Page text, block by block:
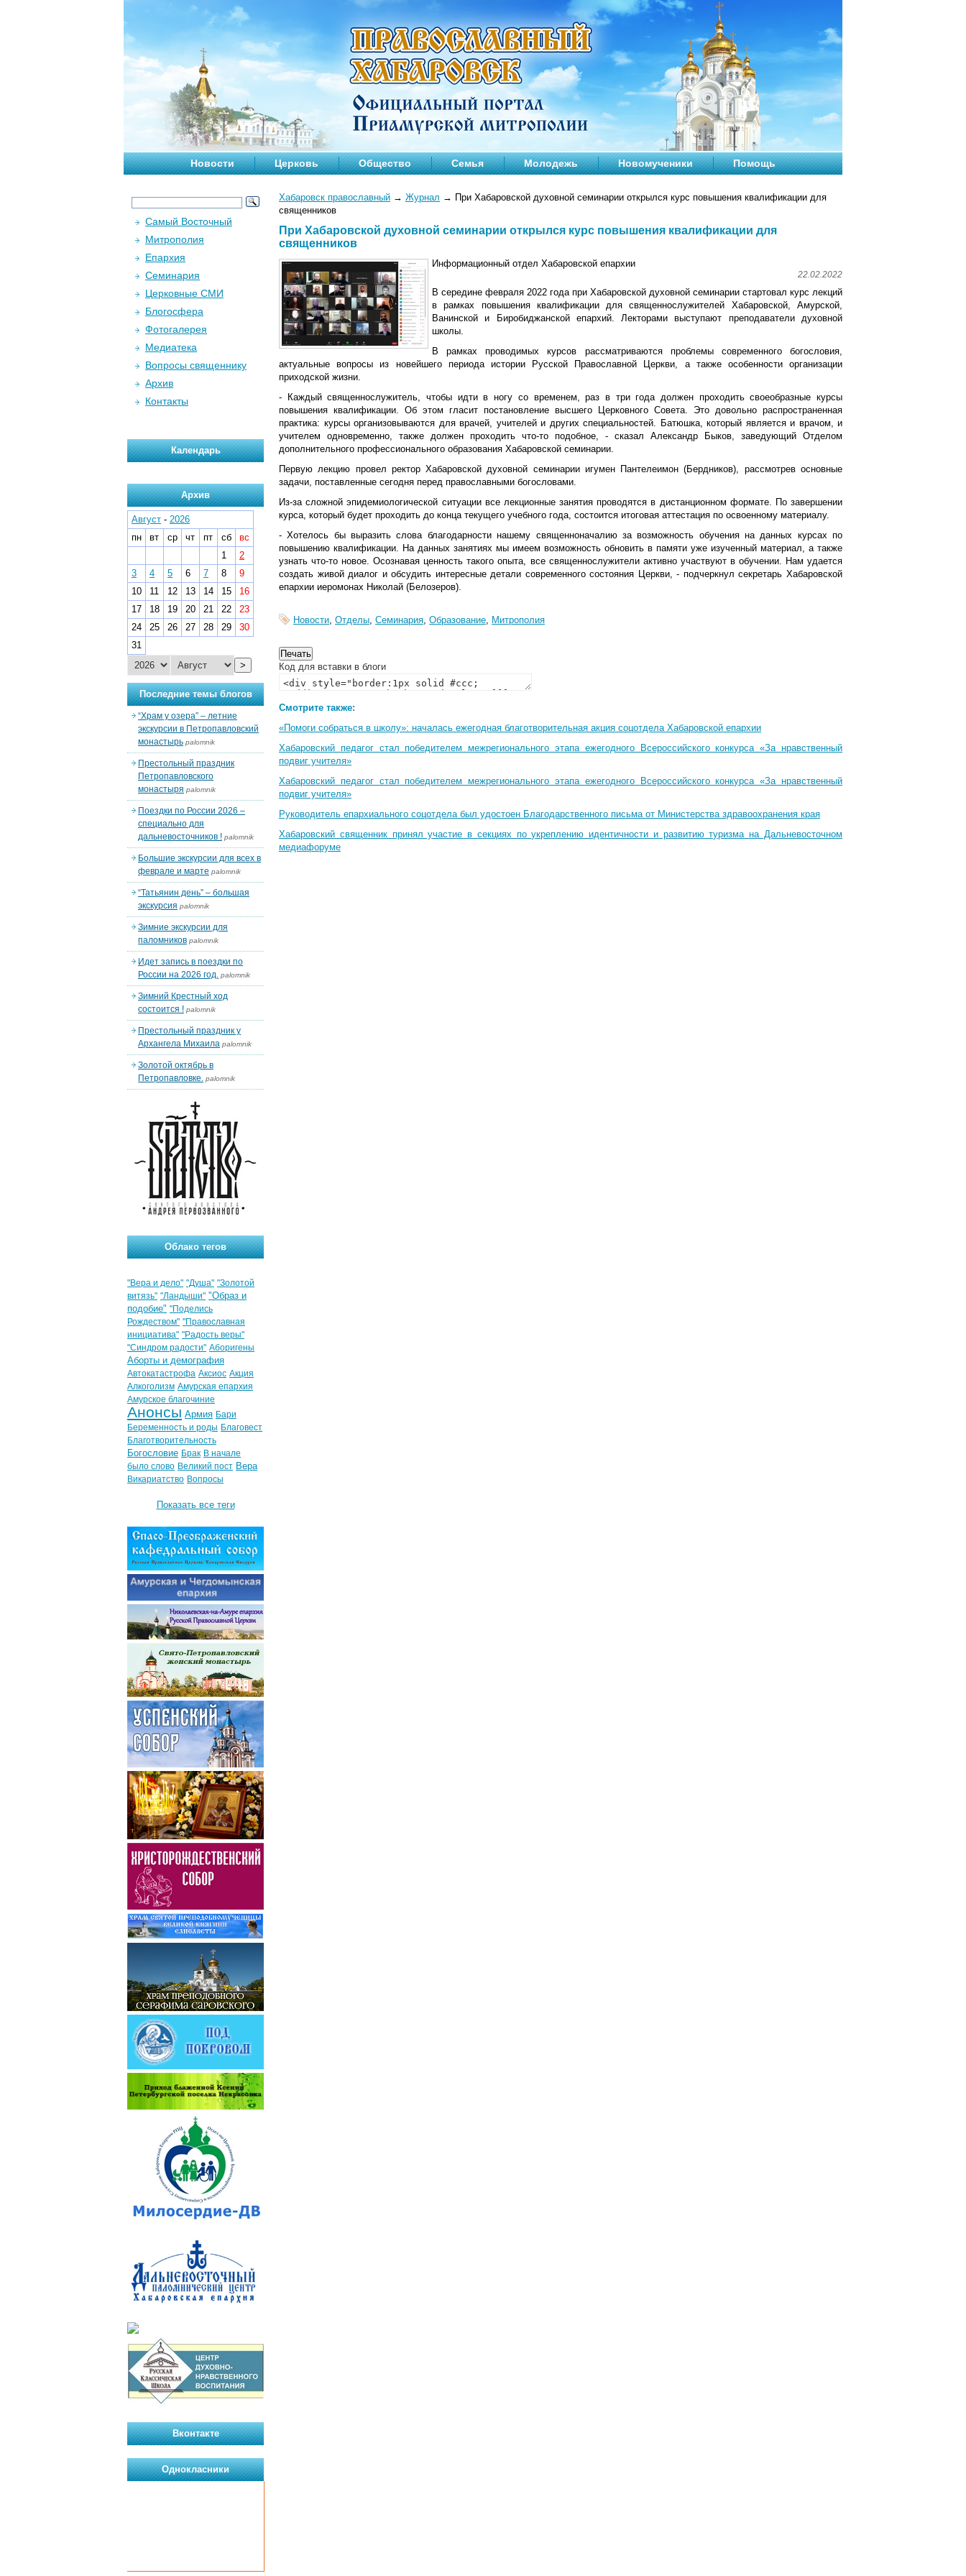
Новости Церковь Общество Семья Молодежь Новомученики Помощь
Хабаровск православный → Журнал → При Хабаровской духовной семинарии открылся курс повышения квалификации для
священников
При Хабаровской духовной семинарии открылся курс повышения квалификации для
священников
Информационный отдел Хабаровской епархии
22.02.2022
В середине февраля 2022 года при Хабаровской духовной семинарии стартовал курс лекций
в рамках повышения квалификации для священнослужителей Хабаровской, Амурской,
Ванинской и Биробиджанской епархий. Лекторами выступают преподаватели духовной
школы.
В рамках проводимых курсов рассматриваются проблемы современного богословия,
актуальные вопросы из новейшего периода истории Русской Православной Церкви, а также особенности организации
приходской жизни.
- Каждый священнослужитель, чтобы идти в ногу со временем, раз в три года должен проходить своеобразные курсы
повышения квалификации. Об этом гласит постановление высшего Церковного Совета. Это довольно распространенная
практика: курсы организовываются для врачей, учителей и других специальностей. Батюшка, который является и врачом, и
учителем одновременно, также должен проходить что-то подобное, - сказал Александр Быков, заведующий Отделом
дополнительного профессионального образования Хабаровской семинарии.
Первую лекцию провел ректор Хабаровской духовной семинарии игумен Пантелеимон (Бердников), рассмотрев основные
задачи, поставленные сегодня перед православными богословами.
Из-за сложной эпидемиологической ситуации все лекционные занятия проводятся в дистанционном формате. По завершении
курса, который будет проходить до конца текущего учебного года, состоится итоговая аттестация по освоенному материалу.
- Хотелось бы выразить слова благодарности нашему священноначалию за возможность обучения на данных курсах по
повышению квалификации. На данных занятиях мы имеем возможность обновить в памяти уже изученный материал, а также
узнать что-то новое. Осознавая ценность такого опыта, все священнослужители активно участвуют в обучении. Нам удается
создать живой диалог и обсудить интересные детали современного состояния Церкви, - подчеркнул секретарь Хабаровской
епархии иеромонах Николай (Белозеров).
Новости, Отделы, Семинария, Образование, Митрополия
Код для вставки в блоги
Смотрите также:
«Помоги собраться в школу»: началась ежегодная благотворительная акция соцотдела Хабаровской епархии
Хабаровский педагог стал победителем межрегионального этапа ежегодного Всероссийского конкурса «За нравственный
подвиг учителя»
Хабаровский педагог стал победителем межрегионального этапа ежегодного Всероссийского конкурса «За нравственный
подвиг учителя»
Руководитель епархиального соцотдела был удостоен Благодарственного письма от Министерства здравоохранения края
Хабаровский священник принял участие в секциях по укреплению идентичности и развитию туризма на Дальневосточном
медиафоруме
Самый Восточный
Митрополия
Епархия
Семинария
Церковные СМИ
Блогосфера
Фотогалерея
Медиатека
Вопросы священнику
Архив
Контакты
Календарь
Архив
Август - 2026
пн
вт ср чт пт сб
вс
1
2
3
4 5 6 7 8
9
10
11 12 13 14 15
16
17
18 19 20 21 22
23
24
25 26 27 28 29
30
31
>
Последние темы блогов
“Храм у озера” – летние
экскурсии в Петропавловский
монастырь palomnik
Престольный праздник
Петропавловского
монастыря palomnik
Поездки по России 2026 –
специально для
дальневосточников ! palomnik
Большие экскурсии для всех в
феврале и марте palomnik
“Татьянин день” – большая
экскурсия palomnik
Зимние экскурсии для
паломников palomnik
Идет запись в поездки по
России на 2026 год. palomnik
Зимний Крестный ход
состоится ! palomnik
Престольный праздник у
Архангела Михаила palomnik
Золотой октябрь в
Петропавловке. palomnik
Облако тегов
"Вера и дело" "Душа" "Золотой
витязь" "Ландыши" "Образ и
подобие" "Поделись
Рождеством" "Православная
инициатива" "Радость веры"
"Синдром радости" Аборигены
Аборты и демография
Автокатастрофа Аксиос Акция
Алкоголизм Амурская епархия
Амурское благочиние
Анонсы Армия Бари
Беременность и роды Благовест
Благотворительность
Богословие Брак В начале
было слово Великий пост Вера
Викариатство Вопросы
Показать все теги
Вконтакте
Однокласники